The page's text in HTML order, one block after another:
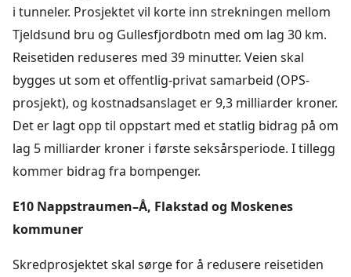
i tunneler. Prosjektet vil korte inn strekningen mellom
Tjeldsund bru og Gullesfjordbotn med om lag 30 km.
Reisetiden reduseres med 39 minutter. Veien skal
bygges ut som et offentlig-privat samarbeid (OPS-
prosjekt), og kostnadsanslaget er 9,3 milliarder kroner.
Det er lagt opp til oppstart med et statlig bidrag på om
lag 5 milliarder kroner i første seksårsperiode. I tillegg
kommer bidrag fra bompenger.
E10 Nappstraumen–Å, Flakstad og Moskenes
kommuner
Skredprosjektet skal sørge for å redusere reisetiden